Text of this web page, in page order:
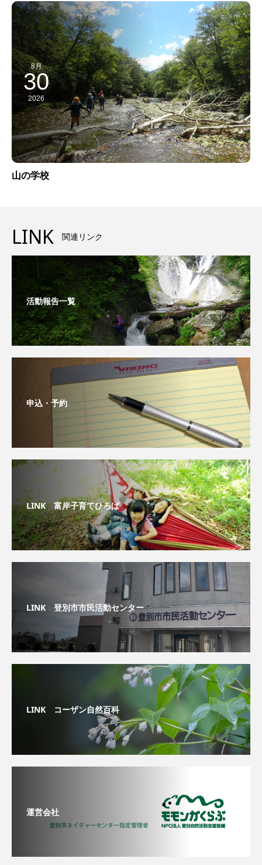
8月
30
2026
山の学校
LINK 関連リンク
活動報告一覧
申込・予約
LINK 富岸子育てひろば
LINK 登別市市民活動センター
LINK コーザン自然百科
運営会社